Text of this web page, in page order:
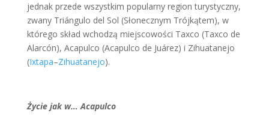
jednak przede wszystkim popularny region turystyczny,
zwany Triángulo del Sol (Słonecznym Trójkątem), w
którego skład wchodzą miejscowości Taxco (Taxco de
Alarcón), Acapulco (Acapulco de Juárez) i Zihuatanejo
(Ixtapa–Zihuatanejo).
Życie jak w… Acapulco